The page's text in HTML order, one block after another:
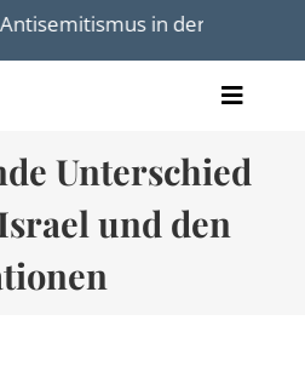
in der Diaspora
Toggle
Unterschied
und den